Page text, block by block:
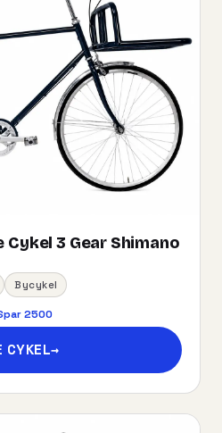
3 Gear Shimano
Bycykel
2500
CYKEL→